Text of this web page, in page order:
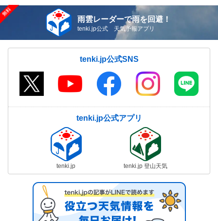
雨雲レーダーで雨を回避！
tenki.jp公式 天気予報アプリ
tenki.jp公式SNS
tenki.jp公式アプリ
tenki.jp tenki.jp 登山天気